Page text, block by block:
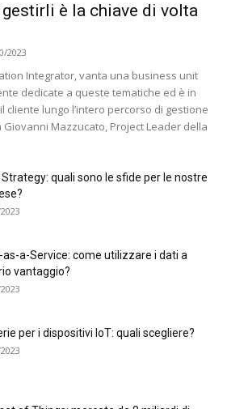
gestirli è la chiave di volta
2023
Integrator, vanta una business unit
dedicate a queste tematiche ed è in
cliente lungo l’intero percorso di gestione
Mazzucato, Project Leader della
Strategy: quali sono le sfide per le nostre
as-a-Service: come utilizzare i dati a
vantaggio?
per i dispositivi IoT: quali scegliere?